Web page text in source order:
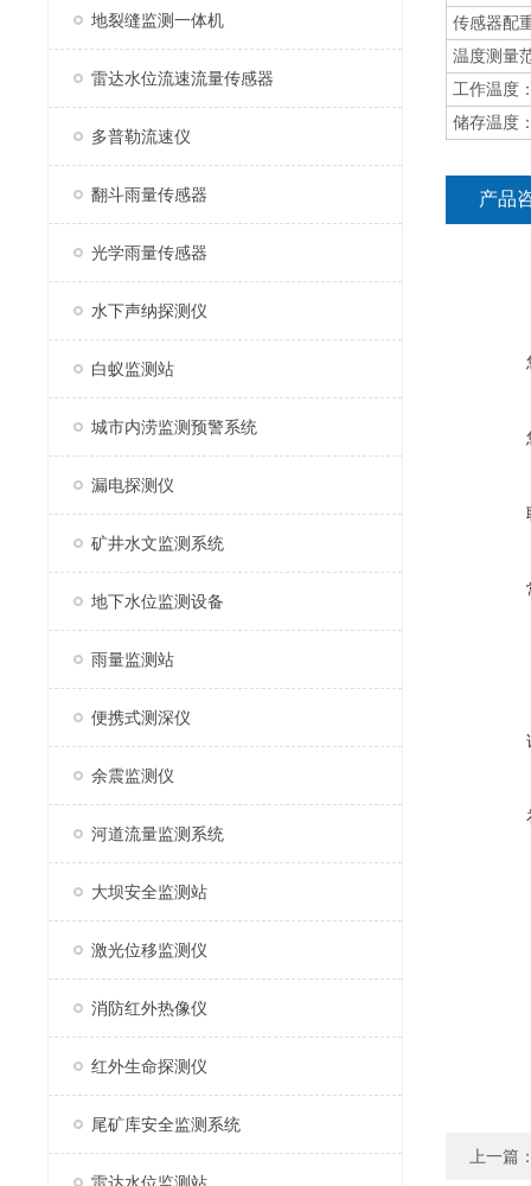
地裂缝监测一体机
雷达水位流速流量传感器
多普勒流速仪
翻斗雨量传感器
光学雨量传感器
水下声纳探测仪
白蚁监测站
城市内涝监测预警系统
漏电探测仪
矿井水文监测系统
地下水位监测设备
雨量监测站
便携式测深仪
余震监测仪
河道流量监测系统
大坝安全监测站
激光位移监测仪
消防红外热像仪
红外生命探测仪
尾矿库安全监测系统
传感器配
温度测量
工作温度
储存温度
产品
上一篇